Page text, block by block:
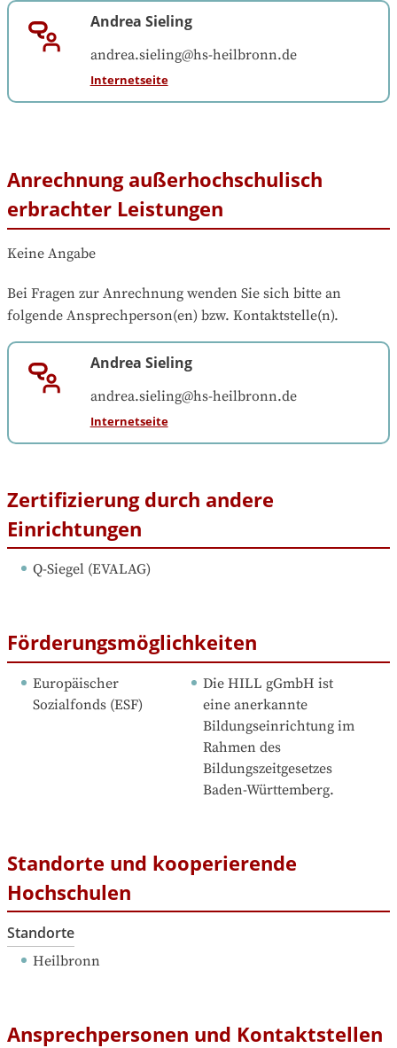
Andrea Sieling
andrea.sieling@hs-heilbronn.de
Internetseite
Anrechnung außerhochschulisch
erbrachter Leistungen
Keine Angabe
Bei Fragen zur Anrechnung wenden Sie sich bitte an
folgende Ansprechperson(en) bzw. Kontaktstelle(n).
Andrea Sieling
andrea.sieling@hs-heilbronn.de
Internetseite
Zertifizierung durch andere
Einrichtungen
Q-Siegel (EVALAG)
Förderungsmöglichkeiten
Europäischer
Sozialfonds (ESF)
Die HILL gGmbH ist
eine anerkannte
Bildungseinrichtung im
Rahmen des
Bildungszeitgesetzes
Baden-Württemberg.
Standorte und kooperierende
Hochschulen
Standorte
Heilbronn
Ansprechpersonen und Kontaktstellen